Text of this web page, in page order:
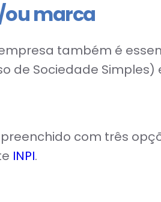
ou marca
também é
de Sociedade Simples)
com três
INPI.